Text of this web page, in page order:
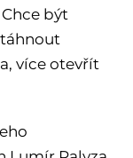
být
více otevřít